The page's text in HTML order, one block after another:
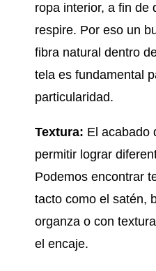
ropa interior, a fin de
respire. Por eso un
fibra natural dentro
tela es fundamental
particularidad.
Textura: El acabado
permitir lograr
Podemos encontrar
tacto como el satén,
organza o con
el encaje.